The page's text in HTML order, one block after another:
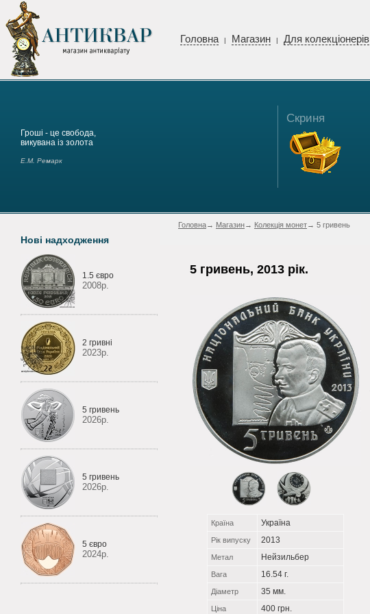
Головна | Магазин | Для колекціонерів
Гроші - це свобода,
викувана із золота
Е.М. Ремарк
Скриня
Нові надходження
1.5 євро
2008р.
2 гривні
2023р.
5 гривень
2026р.
5 гривень
2026р.
5 євро
2024р.
Головна→ Магазин→ Колекція монет→ 5 гривень
5 гривень, 2013 рік.
Країна Україна
Рік випуску 2013
Метал Нейзильбер
Вага 16.54 г.
Діаметр 35 мм.
Ціна 400 грн.